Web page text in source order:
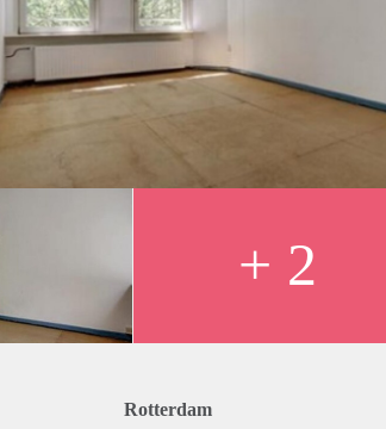
+ 2
Rotterdam